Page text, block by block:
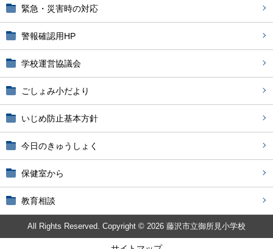
緊急・災害時の対応
警報確認用HP
学校運営協議会
ごしょみ小だより
いじめ防止基本方針
今日のきゅうしょく
保健室から
教育相談
All Rights Reserved. Copyright © 2026 藤沢市立御所見小学校